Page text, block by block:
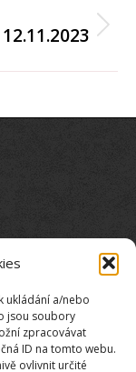
ukládání a/nebo
jsou soubory
zpracovávat
ID na tomto webu.
ovlivnit určité